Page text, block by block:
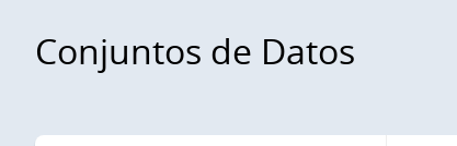
Conjuntos de Datos